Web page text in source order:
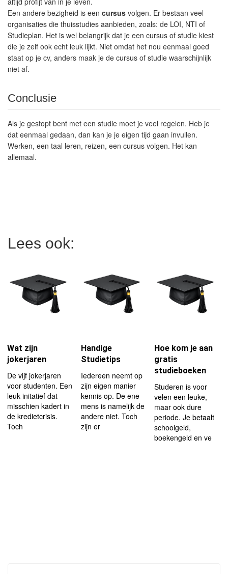
Een andere bezigheid is een cursus volgen. Er bestaan veel
organisaties die thuisstudies aanbieden, zoals: de LOI, NTI of
Studieplan. Het is wel belangrijk dat je een cursus of studie kiest
die je zelf ook echt leuk lijkt. Niet omdat het nou eenmaal goed
staat op je cv, anders maak je de cursus of studie waarschijnlijk
niet af.
Conclusie
Als je gestopt bent met een studie moet je veel regelen. Heb je
dat eenmaal gedaan, dan kan je je eigen tijd gaan invullen.
Werken, een taal leren, reizen, een cursus volgen. Het kan
allemaal.
Lees ook:
Wat zijn
jokerjaren
De vijf jokerjaren
voor studenten. Een
leuk initatief dat
misschien kadert in
de kredietcrisis.
Toch
Handige
Studietips
Iedereen neemt op
zijn eigen manier
kennis op. De ene
mens is namelijk de
andere niet. Toch
zijn er
Hoe kom je aan
gratis
studieboeken
Studeren is voor
velen een leuke,
maar ook dure
periode. Je betaalt
schoolgeld,
boekengeld en ve